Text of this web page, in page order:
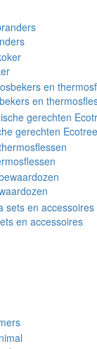
en
gerechten Ecotree
en accessoires